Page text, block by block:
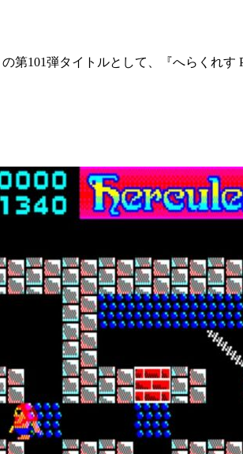
第101弾タイトルとして、『へらくれす